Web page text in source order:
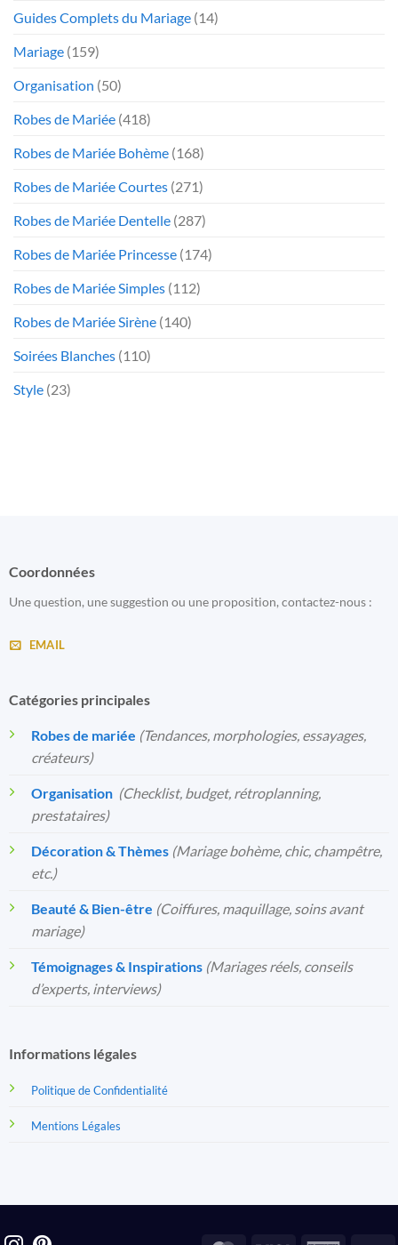
Guides Complets du Mariage (14)
Mariage (159)
Organisation (50)
Robes de Mariée (418)
Robes de Mariée Bohème (168)
Robes de Mariée Courtes (271)
Robes de Mariée Dentelle (287)
Robes de Mariée Princesse (174)
Robes de Mariée Simples (112)
Robes de Mariée Sirène (140)
Soirées Blanches (110)
Style (23)
Coordonnées
Une question, une suggestion ou une proposition, contactez-nous :
EMAIL
Catégories principales
Robes de mariée (Tendances, morphologies, essayages,
créateurs)
Organisation️ (Checklist, budget, rétroplanning,
prestataires)
Décoration & Thèmes (Mariage bohème, chic, champêtre,
etc.)
Beauté & Bien-être (Coiffures, maquillage, soins avant
mariage)
Témoignages & Inspirations (Mariages réels, conseils
d’experts, interviews)
Informations légales
Politique de Confidentialité
Mentions Légales